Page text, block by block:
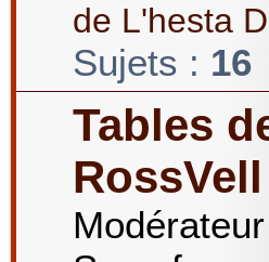
de L'hesta
Sujets : 16
Tables
RossVell